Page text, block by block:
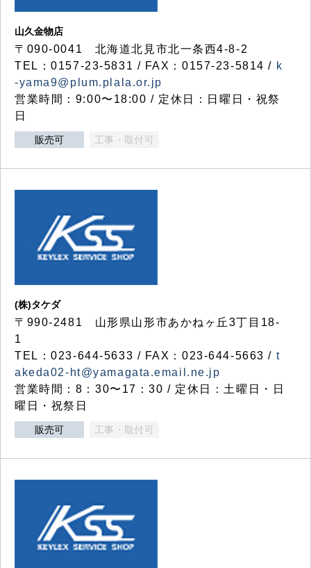
山久金物店
〒090-0041 北海道北見市北一条西4-8-2
TEL：0157-23-5831 / FAX：0157-23-5814 / k
-yama9@plum.plala.or.jp
営業時間：9:00〜18:00 / 定休日：日曜日・祝祭
日
販売可 工事・取付可
(株)タケダ
〒990-2481 山形県山形市あかねヶ丘3丁目18-
1
TEL：023-644-5633 / FAX：023-644-5663 / t
akeda02-ht@yamagata.email.ne.jp
営業時間：8：30〜17：30 / 定休日：土曜日・日
曜日・祝祭日
販売可 工事・取付可